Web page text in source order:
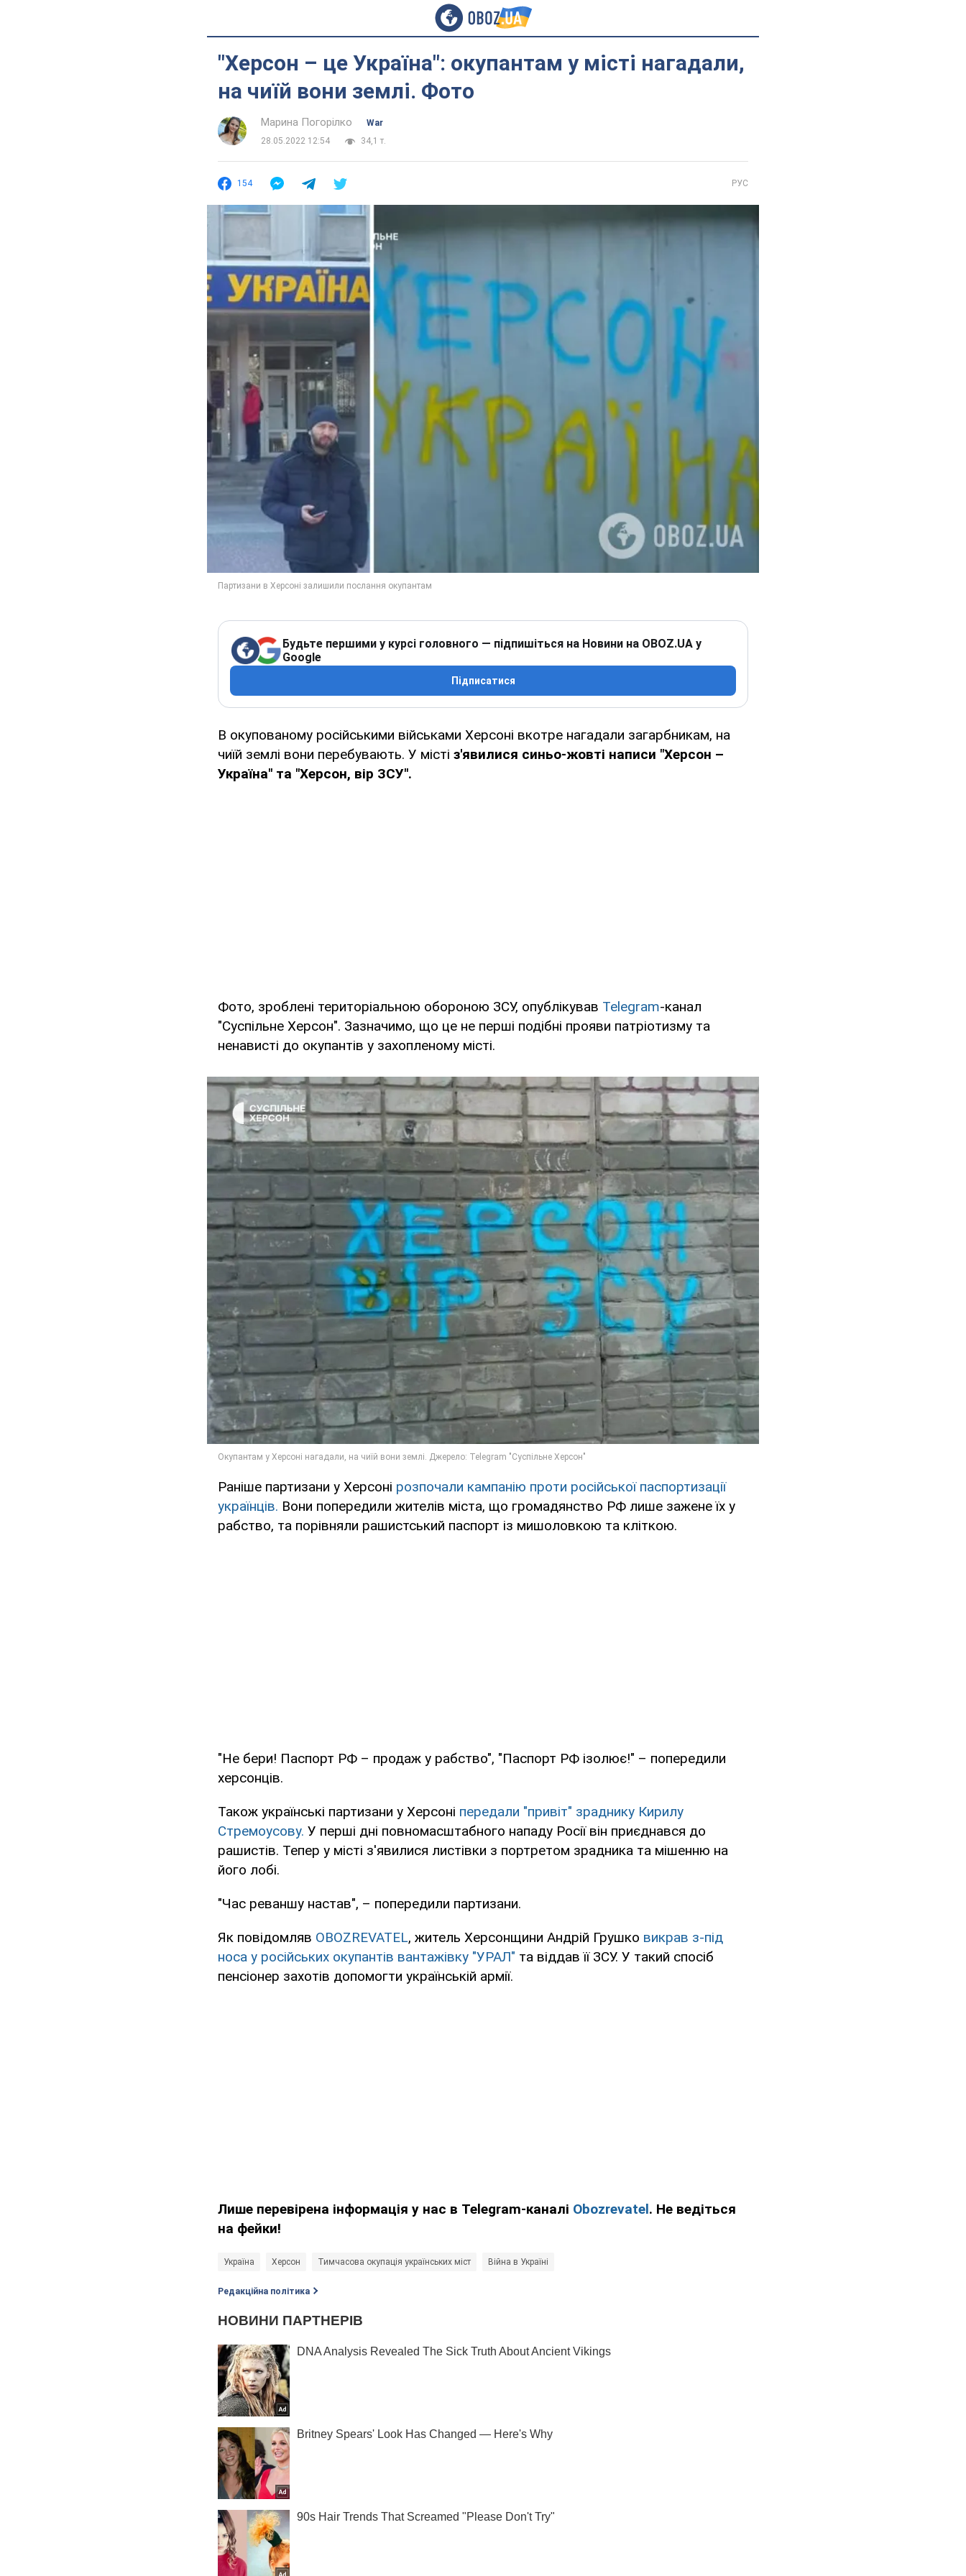
"Херсон – це Україна": окупантам у місті нагадали,
на чиїй вони землі. Фото
Марина Погорілко
War
28.05.2022 12:54
34,1 т.
154 РУС
Будьте першими у курсі головного — підпишіться на Новини на OBOZ.UA у
Google
Підписатися
В окупованому російськими військами Херсоні вкотре нагадали загарбникам, на
чиїй землі вони перебувають. У місті з'явилися синьо-жовті написи "Херсон –
Україна" та "Херсон, вір ЗСУ".
Фото, зроблені територіальною обороною ЗСУ, опублікував Telegram-канал
"Суспільне Херсон". Зазначимо, що це не перші подібні прояви патріотизму та
ненависті до окупантів у захопленому місті.
Раніше партизани у Херсоні розпочали кампанію проти російської паспортизації
українців. Вони попередили жителів міста, що громадянство РФ лише зажене їх у
рабство, та порівняли рашистський паспорт із мишоловкою та кліткою.
"Не бери! Паспорт РФ – продаж у рабство", "Паспорт РФ ізолює!" – попередили
херсонців.
Також українські партизани у Херсоні передали "привіт" зраднику Кирилу
Стремоусову. У перші дні повномасштабного нападу Росії він приєднався до
рашистів. Тепер у місті з'явилися листівки з портретом зрадника та мішенню на
його лобі.
"Час реваншу настав", – попередили партизани.
Як повідомляв OBOZREVATEL, житель Херсонщини Андрій Грушко викрав з-під
носа у російських окупантів вантажівку "УРАЛ" та віддав її ЗСУ. У такий спосіб
пенсіонер захотів допомогти українській армії.
Лише перевірена інформація у нас в Telegram-каналі Obozrevatel. Не ведіться
на фейки!
Україна Херсон Тимчасова окупація українських міст Війна в Україні
Редакційна політика